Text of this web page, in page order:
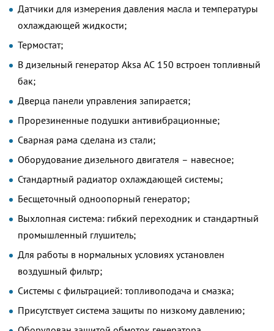
Датчики для измерения давления масла и температуры
охлаждающей жидкости;
Термостат;
В дизельный генератор Aksa AC 150 встроен топливный
бак;
Дверца панели управления запирается;
Прорезиненные подушки антивибрационные;
Сварная рама сделана из стали;
Оборудование дизельного двигателя – навесное;
Стандартный радиатор охлаждающей системы;
Бесщеточный одноопорный генератор;
Выхлопная система: гибкий переходник и стандартный
промышленный глушитель;
Для работы в нормальных условиях установлен
воздушный фильтр;
Системы с фильтрацией: топливоподача и смазка;
Присутствует система защиты по низкому давлению;